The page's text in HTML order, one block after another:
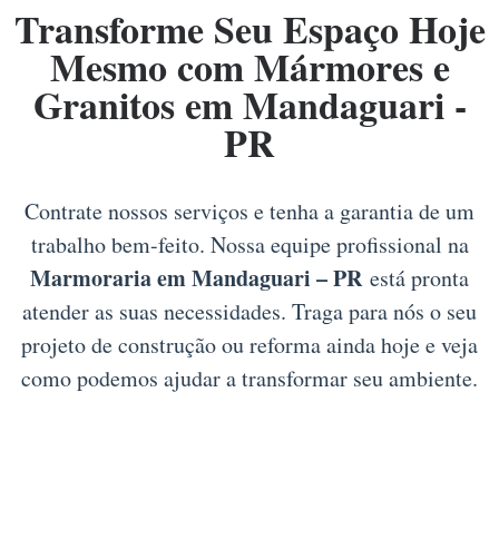
Transforme Seu Espaço Hoje
Mesmo com Mármores e
Granitos em Mandaguari -
PR
Contrate nossos serviços e tenha a garantia de um
trabalho bem-feito. Nossa equipe profissional na
Marmoraria em Mandaguari – PRestá pronta
atender as suas necessidades. Traga para nós o seu
projeto de construção ou reforma ainda hoje e veja
como podemos ajudar a transformar seu ambiente.